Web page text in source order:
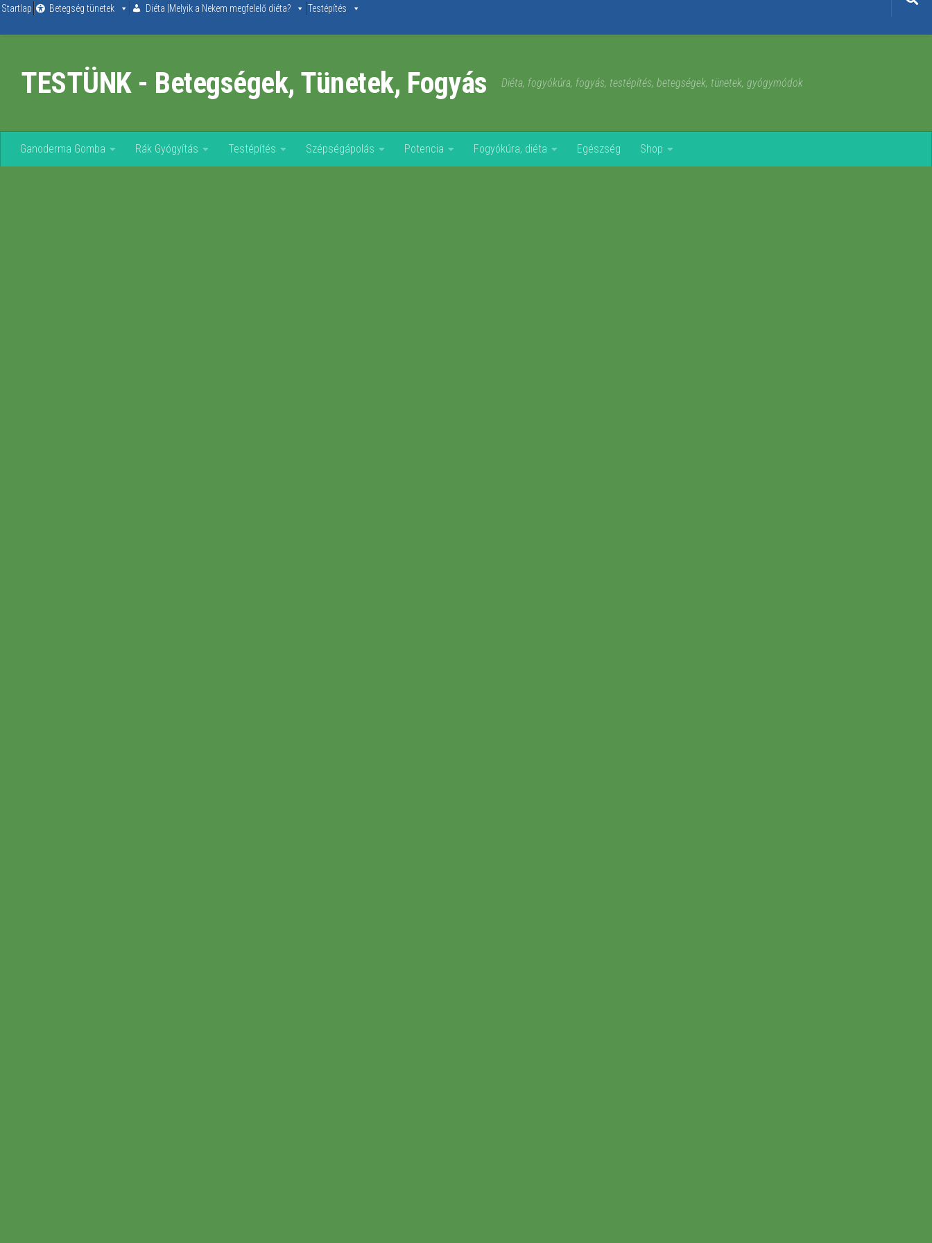
Skip to content
Startlap Betegség tünetek Diéta |Melyik a Nekem megfelelő diéta? Testépítés
TESTÜNK - Betegségek, Tünetek, Fogyás Diéta, fogyókúra, fogyás, testépítés, betegségek, tünetek, gyógymódok
Ganoderma Gomba Rák Gyógyítás Testépítés Szépségápolás Potencia Fogyókúra, diéta Egészség Shop